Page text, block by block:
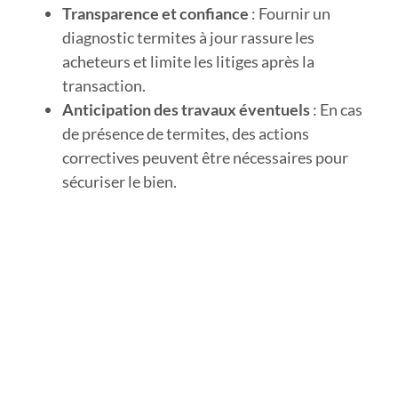
Transparence et confiance : Fournir un
diagnostic termites à jour rassure les
acheteurs et limite les litiges après la
transaction.
Anticipation des travaux éventuels: En cas
de présence de termites, des actions
correctives peuvent être nécessaires pour
sécuriser le bien.